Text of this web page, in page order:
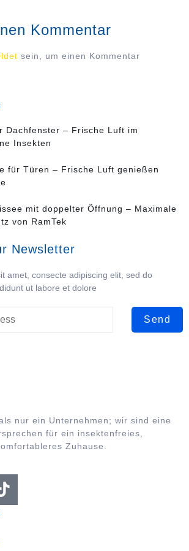
Kommentar
sein, um einen Kommentar
Dachfenster – Frische Luft im
Insekten
für Türen – Frische Luft genießen
mit doppelter Öffnung – Maximale
von RamTek
Newsletter
amet, consecte adipiscing elit, sed do
ut labore et dolore
Send
nur ein Unternehmen; wir sind eine
für ein insektenfreies,
Zuhause.